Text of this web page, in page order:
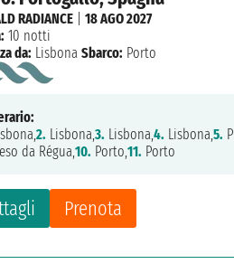
Prenota
RADIANCE |18 AGO 2027
10 notti
da: Lisbona Sbarco: Porto
2. Lisbona,3. Lisbona,4. Lisbona,5.
da Régua,10. Porto,11. Porto